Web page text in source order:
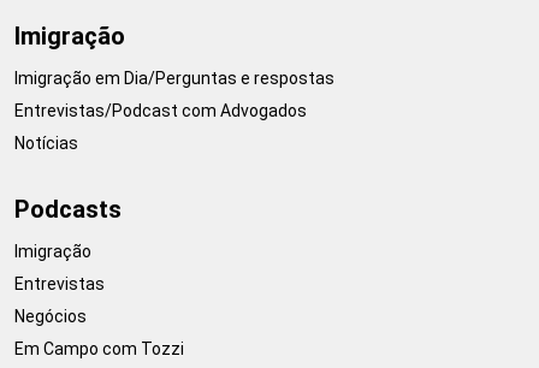
Imigração
Imigração em Dia/Perguntas e respostas
Entrevistas/Podcast com Advogados
Notícias
Podcasts
Imigração
Entrevistas
Negócios
Em Campo com Tozzi